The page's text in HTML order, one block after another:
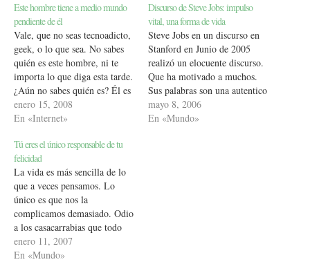
Este hombre tiene a medio mundo
pendiente de él
Vale, que no seas tecnoadicto,
geek, o lo que sea. No sabes
quién es este hombre, ni te
importa lo que diga esta tarde.
¿Aún no sabes quién es? Él es
la persona más influyente en
tecnología actualmente, lo que
informática tal y como…
enero 15, 2008
En «Internet»
Discurso de Steve Jobs: impulso
vital, una forma de vida
Steve Jobs en un discurso en
Stanford en Junio de 2005
realizó un elocuente discurso.
Que ha motivado a muchos.
Sus palabras son una autentico
impulso vital. Inevitablemente
tendemos a imitar, en una
mayo 8, 2006
En «Mundo»
Tú eres el único responsable de tu
felicidad
La vida es más sencilla de lo
que a veces pensamos. Lo
único es que nos la
complicamos demasiado. Odio
a los casacarrabias que todo
les parece mal, no saben ver
las cosas buenas. Ver las cosas
enero 11, 2007
En «Mundo»